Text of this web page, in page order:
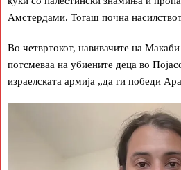
Амстердами. Тогаш почна
Во четвртокот, навивачите на Макаби
потсмеваа на убиените деца во
израелската армија „да ги победи